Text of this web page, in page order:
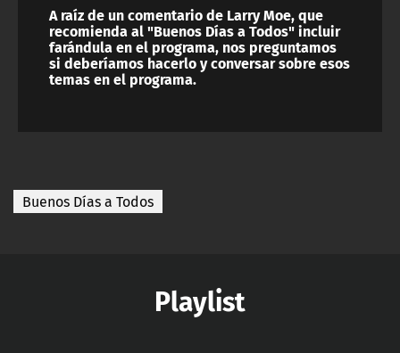
A raíz de un comentario de Larry Moe, que
recomienda al "Buenos Días a Todos" incluir
farándula en el programa, nos preguntamos
si deberíamos hacerlo y conversar sobre esos
temas en el programa.
Buenos Días a Todos
Playlist